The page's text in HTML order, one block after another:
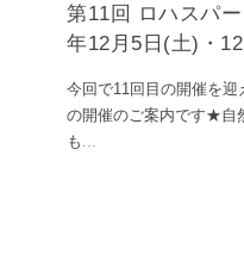
第11回 ロハスパ
年12月5日(土)・12
今回で11回目の開催を迎
の開催のご案内です★自
も